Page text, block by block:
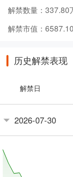
解禁数量： 337.80
解禁市值：
历史解禁表现
解禁日
2026-07-30